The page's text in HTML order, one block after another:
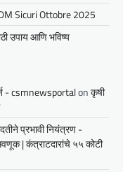
Sicuri Ottobre 2025
उपाय आणि भविष्य
- csmnewsportalonकृषी
प्रभावी नियंत्रण -
| कंत्राटदारांचे ५५ कोटी